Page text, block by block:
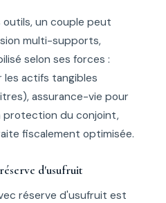
un couple peut
multi-supports,
selon ses forces :
actifs tangibles
assurance-vie pour
protection du conjoint,
fiscalement optimisée.
d'usufruit
réserve d'usufruit est